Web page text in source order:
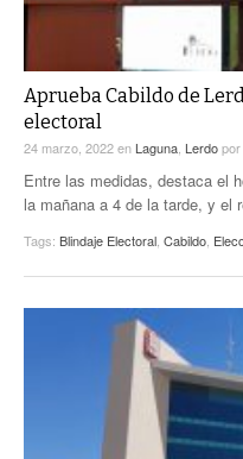
Aprueba Cabildo de
electoral
24 marzo, 2022en Laguna Lerdopor
Entre las medidas, destaca el
la mañana a 4 de la tarde, y el
Tags: Blindaje Electoral Cabildo